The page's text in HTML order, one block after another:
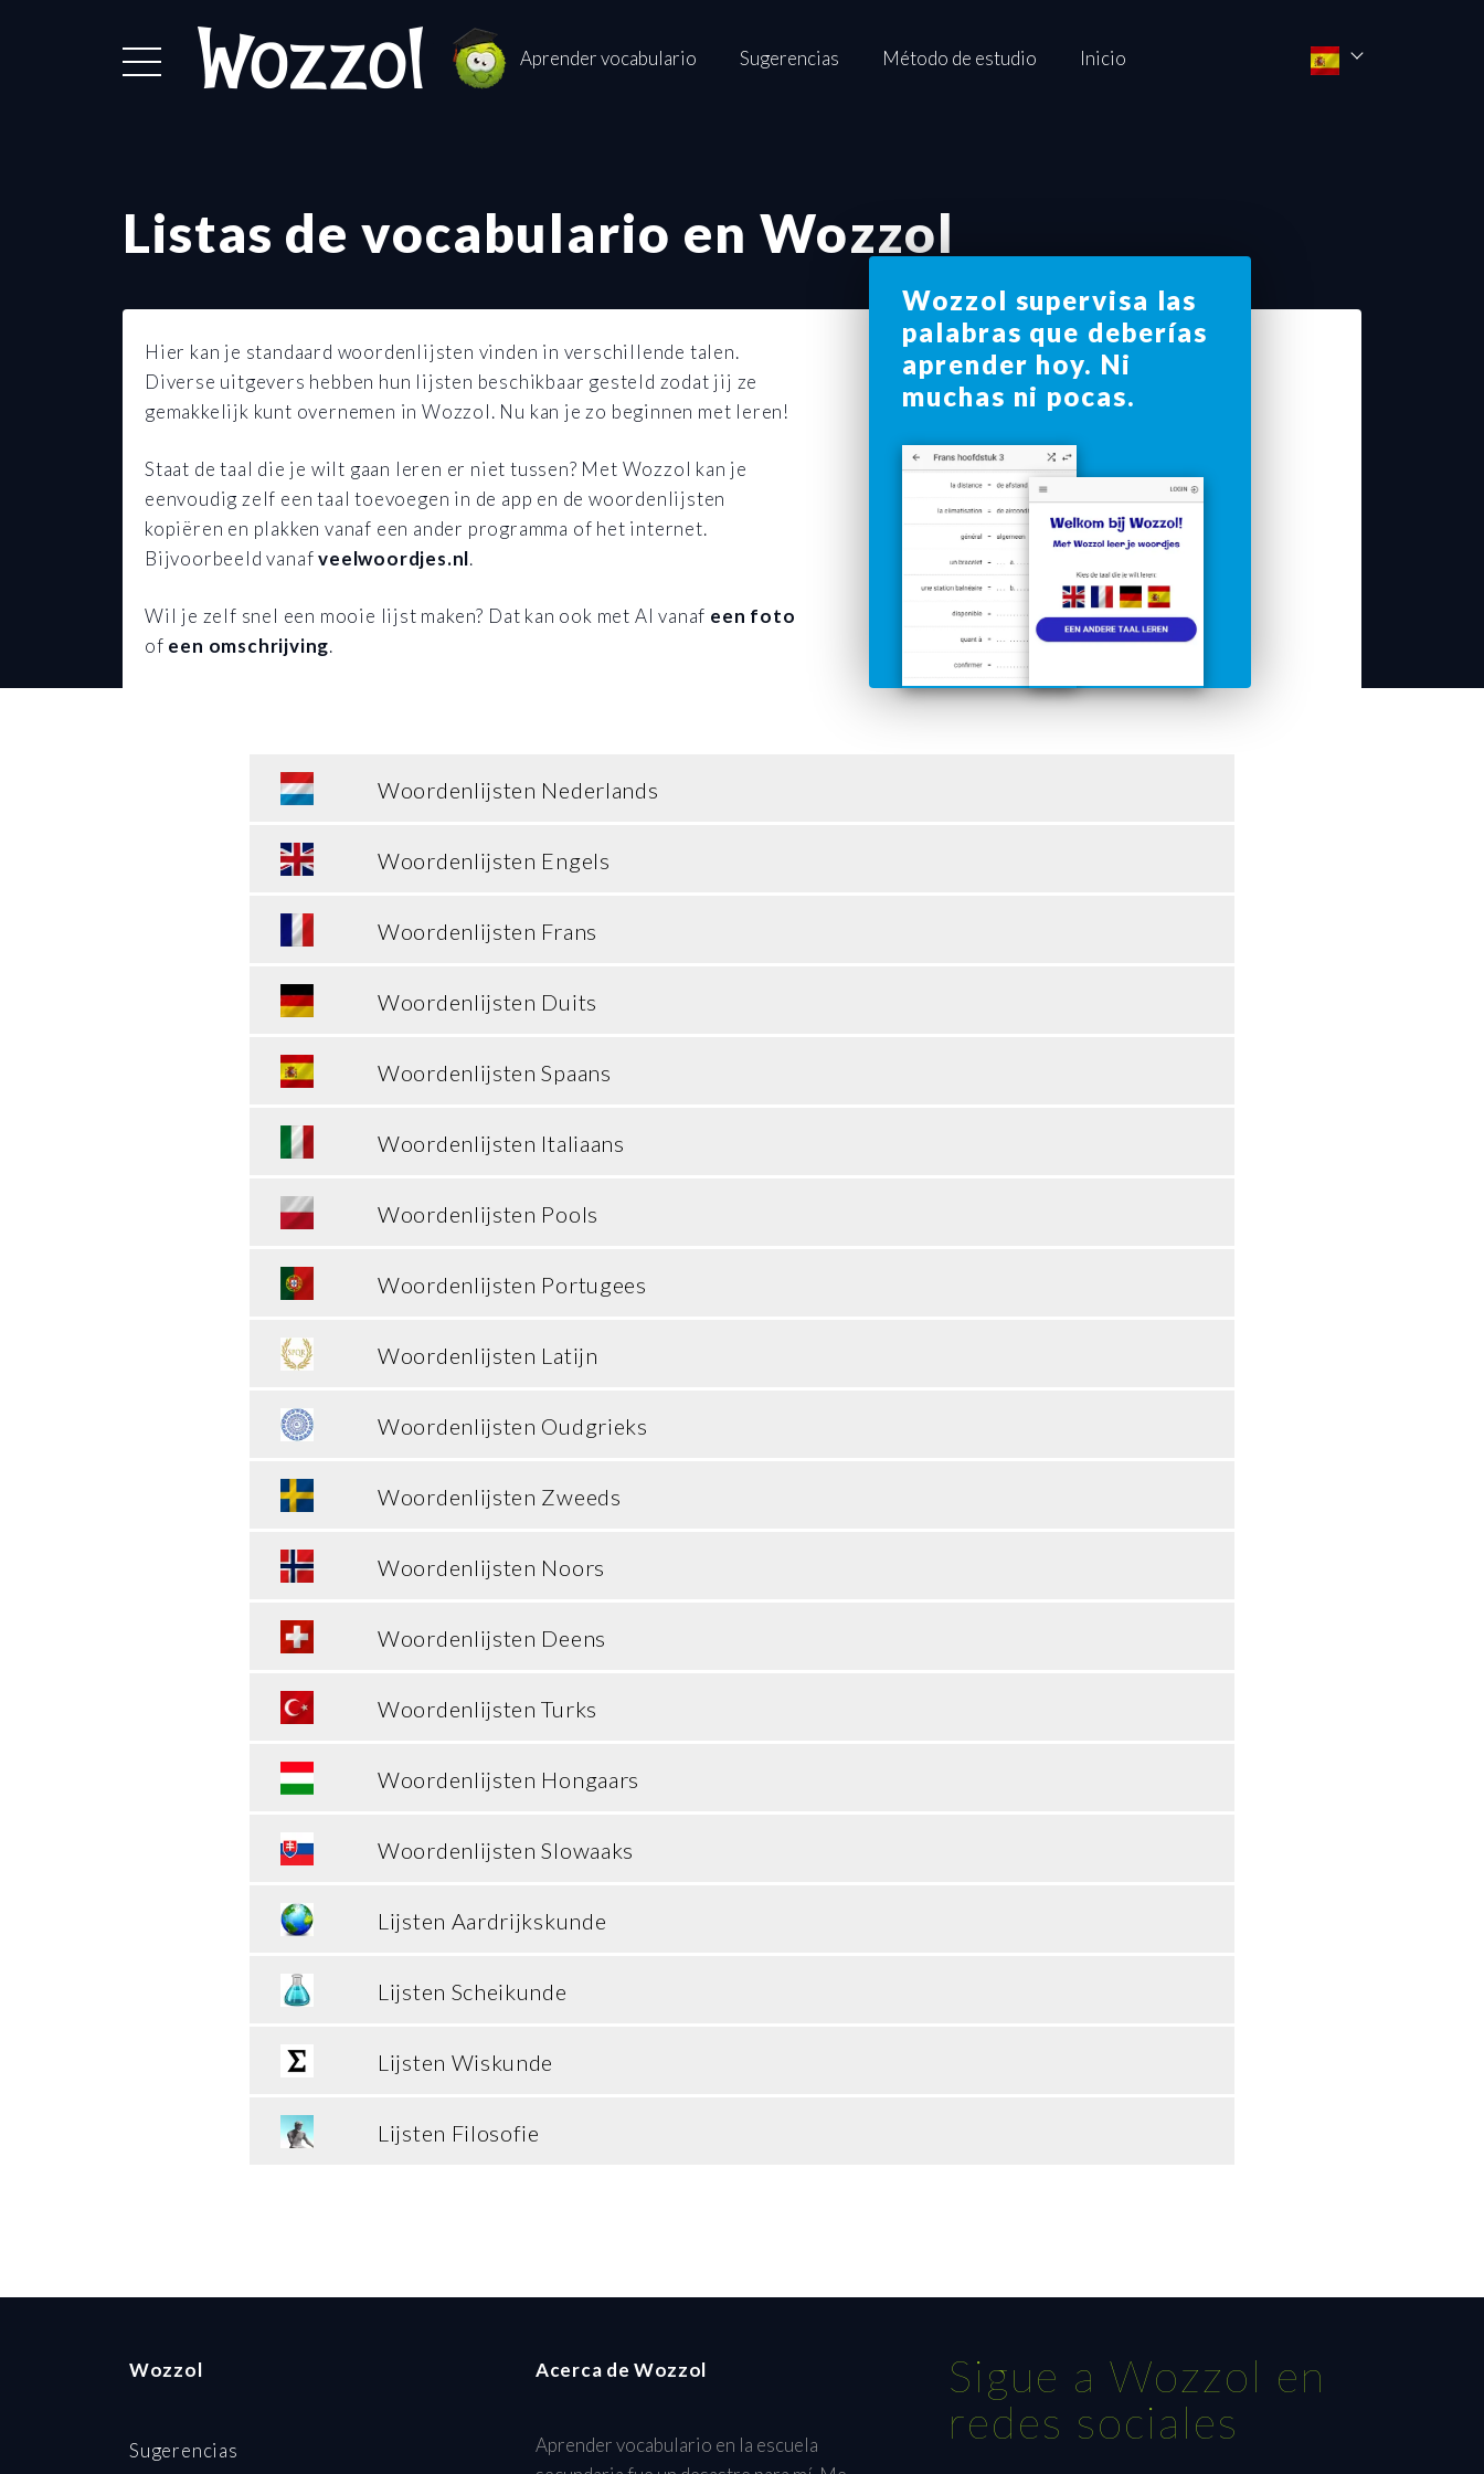
Aprender vocabulario Sugerencias Método de estudio Inicio
Listas de vocabulario en Wozzol
Hier kan je standaard woordenlijsten vinden in verschillende talen.
Diverse uitgevers hebben hun lijsten beschikbaar gesteld zodat jij ze
gemakkelijk kunt overnemen in Wozzol. Nu kan je zo beginnen met leren!
Staat de taal die je wilt gaan leren er niet tussen? Met Wozzol kan je
eenvoudig zelf een taal toevoegen in de app en de woordenlijsten
kopiëren en plakken vanaf een ander programma of het internet.
Bijvoorbeeld vanafveelwoordjes.nl.
Wil je zelf snel een mooie lijst maken? Dat kan ook met AI vanaf een foto
of een omschrijving.
Wozzol supervisa las
palabras que deberías
aprender hoy. Ni
muchas ni pocas.
Woordenlijsten Nederlands
Woordenlijsten Engels
Woordenlijsten Frans
Woordenlijsten Duits
Woordenlijsten Spaans
Woordenlijsten Italiaans
Woordenlijsten Pools
Woordenlijsten Portugees
Woordenlijsten Latijn
Woordenlijsten Oudgrieks
Woordenlijsten Zweeds
Woordenlijsten Noors
Woordenlijsten Deens
Woordenlijsten Turks
Woordenlijsten Hongaars
Woordenlijsten Slowaaks
Lijsten Aardrijkskunde
Lijsten Scheikunde
Lijsten Wiskunde
Lijsten Filosofie
Wozzol
Sugerencias
Acerca de Wozzol
Aprender vocabulario en la escuela
Sigue a Wozzol en
redes sociales